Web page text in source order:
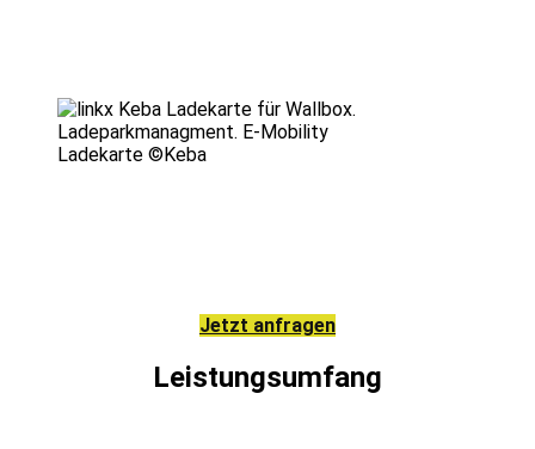
Ladekarte ©Keba
Jetzt anfragen
Leistungsumfang